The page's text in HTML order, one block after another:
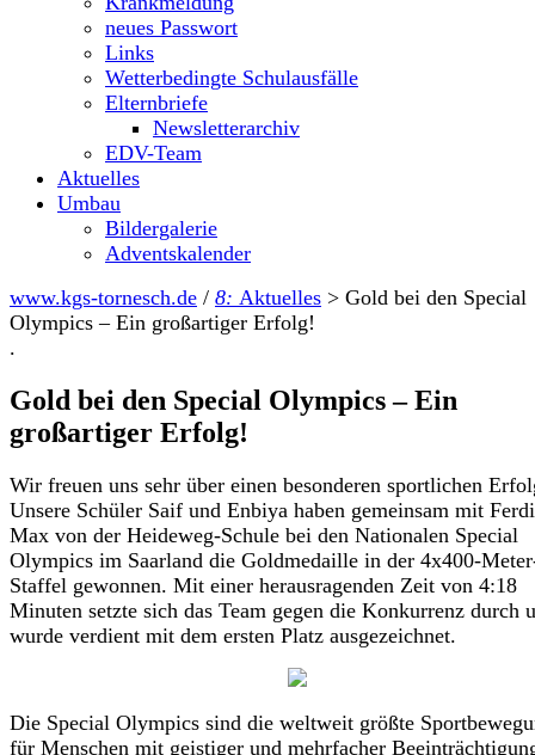
neues Passwort
Links
Wetterbedingte Schulausfälle
Elternbriefe
Newsletterarchiv
EDV-Team
Aktuelles
Umbau
Bildergalerie
Adventskalender
www.kgs-tornesch.de / 8: Aktuelles > Gold bei den Special
Olympics – Ein großartiger Erfolg!
.
Gold bei den Special Olympics – Ein
großartiger Erfolg!
Wir freuen uns sehr über einen besonderen sportlichen
Unsere Schüler Saif und Enbiya haben gemeinsam mit
Max von der Heideweg-Schule bei den Nationalen Special
Olympics im Saarland die Goldmedaille in der 4x400-
Staffel gewonnen. Mit einer herausragenden Zeit von 4:18
Minuten setzte sich das Team gegen die Konkurrenz durch
wurde verdient mit dem ersten Platz ausgezeichnet.
Die Special Olympics sind die weltweit größte
für Menschen mit geistiger und mehrfacher